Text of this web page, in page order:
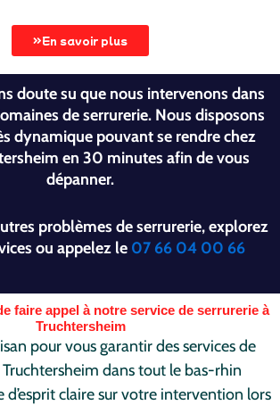
En savoir plus
doute su que nous intervenons dans
de serrurerie. Nous disposons
dynamique pouvant se rendre chez
en 30 minutes afin de vous
dépanner.
problèmes de serrurerie, explorez
ou appelez le 07 66 04 00 66
faire appel à notre service de serrurerie à
Truchtersheim
pour vous garantir des services de
dans tout le bas-rhin
d’esprit claire sur votre intervention lors